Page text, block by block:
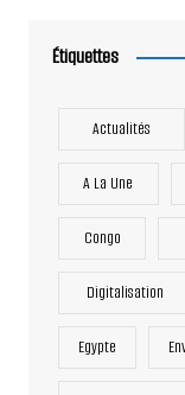
Étiquettes
Actualités
A La Une
Congo
Digitalisation
Egypte